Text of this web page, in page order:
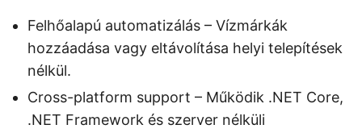
Felhőalapú automatizálás – Vízmárkák
hozzáadása vagy eltávolítása helyi telepítések
nélkül.
Cross-platform support – Működik .NET Core,
.NET Framework és szerver nélküli